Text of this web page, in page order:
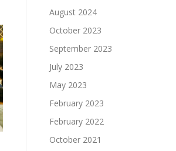
August 2024
October 2023
September 2023
July 2023
May 2023
February 2023
February 2022
October 2021